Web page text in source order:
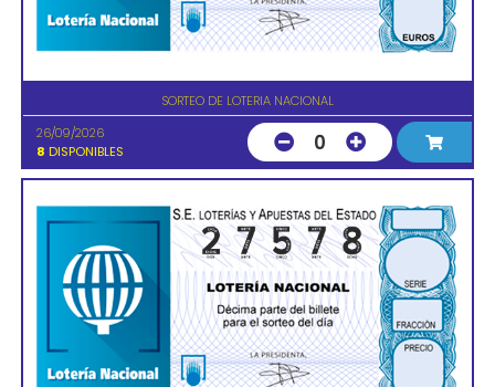
SORTEO DE LOTERIA NACIONAL
26/09/2026
8 DISPONIBLES 0